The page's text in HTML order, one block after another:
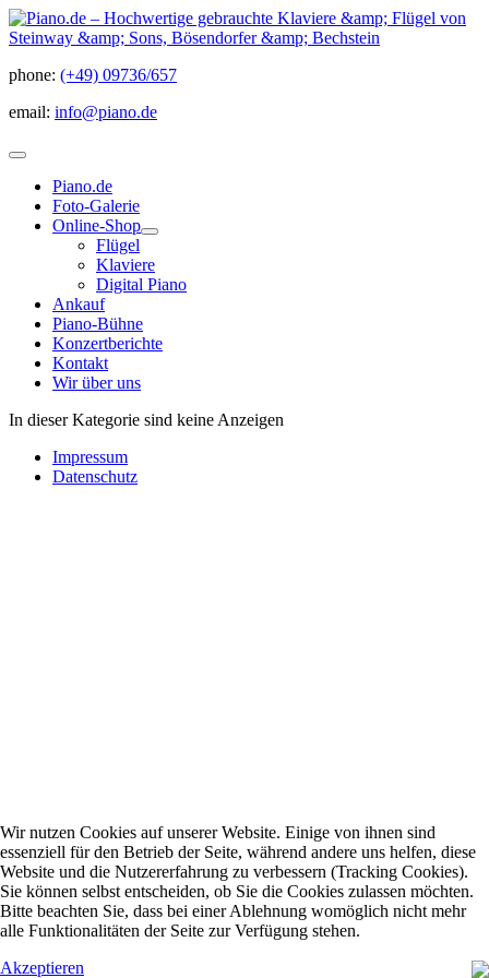
phone: (+49) 09736/657
email: info@piano.de
Piano.de
Foto-Galerie
Online-Shop
Flügel
Klaviere
Digital Piano
Ankauf
Piano-Bühne
Konzertberichte
Kontakt
Wir über uns
In dieser Kategorie sind keine Anzeigen
Impressum
Datenschutz
Wir nutzen Cookies auf unserer Website. Einige von ihnen sind
essenziell für den Betrieb der Seite, während andere uns helfen, diese
Website und die Nutzererfahrung zu verbessern (Tracking Cookies).
Sie können selbst entscheiden, ob Sie die Cookies zulassen möchten.
Bitte beachten Sie, dass bei einer Ablehnung womöglich nicht mehr
alle Funktionalitäten der Seite zur Verfügung stehen.
Akzeptieren